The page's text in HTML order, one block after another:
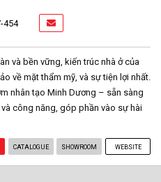
454
và bền vững, kiến trúc nhà ở của
về mặt thẩm mỹ, và sự tiện lợi nhất.
nhân tạo Minh Dương – sẵn sàng
công năng, góp phần vào sự hài
CATALOGUE SHOWROOM WEBSITE